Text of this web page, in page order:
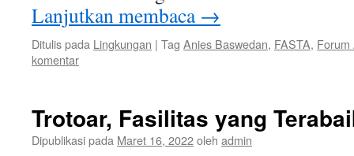
Lanjutkan membaca →
Ditulis pada Lingkungan | Tag Anies Baswedan, FASTA, Forum
komentar
Trotoar, Fasilitas yang
Dipublikasi pada Maret 16, 2022oleh admin